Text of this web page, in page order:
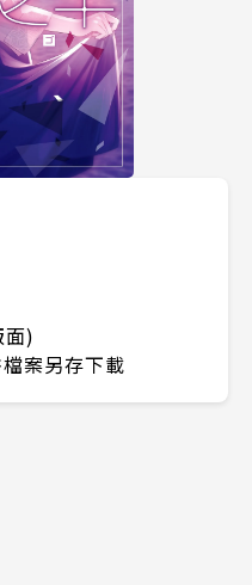
面)
案另存下載